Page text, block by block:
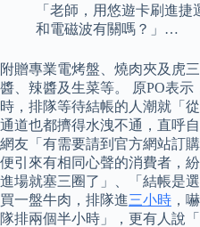
「老師，用悠遊卡刷進
和電磁波有關嗎？」…
附贈專業電烤盤、燒肉夾及虎
醬、辣醬及生菜等。 原PO表
時，排隊等待結帳的人潮就「
通道也都擠得水洩不通，直呼
網友「有需要請到官方網站訂
便引來有相同心聲的消費者，
進場就塞三圈了」、「結帳是
買一盤牛肉，排隊進三小時 ，
隊排兩個半小時」，更有人說